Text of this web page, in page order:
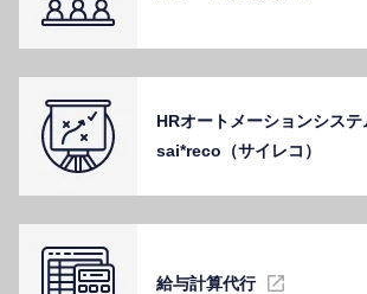
HRオートメーションシステ
sai*reco（サイレコ）
給与計算代⾏